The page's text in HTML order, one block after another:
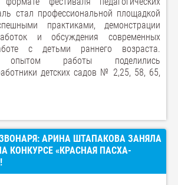
стал профессиональной площадкой
практиками, демонстрации
и обсуждения современных
с детьми раннего возраста.
опытом работы поделились
детских садов № 2,25, 58, 65,
АРИНА ШТАПАКОВА ЗАНЯЛА
КОНКУРСЕ «КРАСНАЯ ПАСХА-